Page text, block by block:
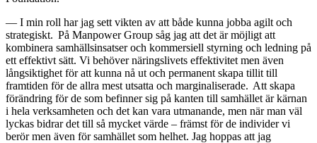
— I min roll har jag sett vikten av att både kunna jobba agilt och
strategiskt. På Manpower Group såg jag att det är möjligt att
kombinera samhällsinsatser och kommersiell styrning och ledning på
ett effektivt sätt. Vi behöver näringslivets effektivitet men även
långsiktighet för att kunna nå ut och permanent skapa tillit till
framtiden för de allra mest utsatta och marginaliserade. Att skapa
förändring för de som befinner sig på kanten till samhället är kärnan
i hela verksamheten och det kan vara utmanande, men när man väl
lyckas bidrar det till så mycket värde – främst för de individer vi
berör men även för samhället som helhet. Jag hoppas att jag